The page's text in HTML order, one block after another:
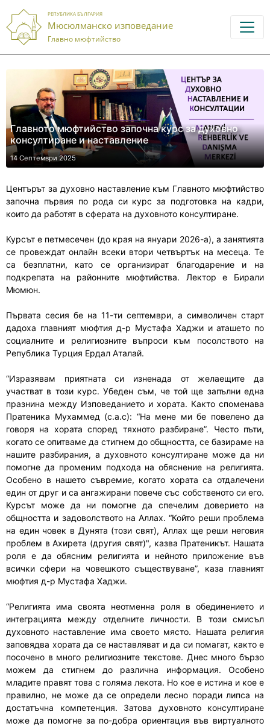
РЕПУБЛИКА БЪЛГАРИЯ
Мюсюлманско изповедание
Главно мюфтийство
Главното мюфтийство започна курс за духовно
консултиране и наставление
14 Септември 2025
Центърът за духовно наставление към Главното мюфтийство
започна първия по рода си курс за подготовка на кадри,
които да работят в сферата на духовното консултиране.
Курсът е петмесечен (до края на януари 2026-а), а занятията
се провеждат онлайн всеки втори четвъртък на месеца. Те
са безплатни, като се организират благодарение и на
подкрепата на районните мюфтийства. Лектор е Бирали
Мюмюн.
Първата сесия бе на 11-ти септември, а символичен старт
дадоха главният мюфтия д-р Мустафа Хаджи и аташето по
социалните и религиозните въпроси към посолството на
Република Турция Ердал Аталай.
“Изразявам приятната си изненада от желаещите да
участват в този курс. Убеден съм, че той ще запълни една
празнина между Изповеданието и хората. Както споменава
Пратеника Мухаммед (с.а.с): “На мене ми бе повелено да
говоря на хората според тяхното разбиране”. Често пъти,
когато се опитваме да стигнем до общността, се базираме на
нашите разбирания, а духовното консултиране може да ни
помогне да променим подхода на обяснение на религията.
Особено в нашето съвремие, когато хората са отдалечени
един от друг и са ангажирани повече със собственото си его.
Курсът може да ни помогне да спечелим доверието на
общността и задоволството на Аллах. “Който реши проблема
на един човек в Дунята (този свят), Аллах ще реши неговия
проблем в Ахирета (другия свят)", казва Пратеникът. Нашата
роля е да обясним религията и нейното приложение във
всички сфери на човешкото съществуване”, каза главният
мюфтия д-р Мустафа Хаджи.
“Религията има своята неотменна роля в обединението и
интеграцията между отделните личности. В този смисъл
духовното наставление има своето място. Нашата религия
заповядва хората да се наставляват и да си помагат, както е
посочено в много религиозните текстове. Днес много бързо
можем да стигнем до различна информация. Особено
младите правят това с голяма лекота. Но кое е истина и кое е
правилно, не може да се определи лесно поради липса на
достатъчна компетенция. Затова духовното консултиране
може да помогне за по-добра ориентация във виртуалното